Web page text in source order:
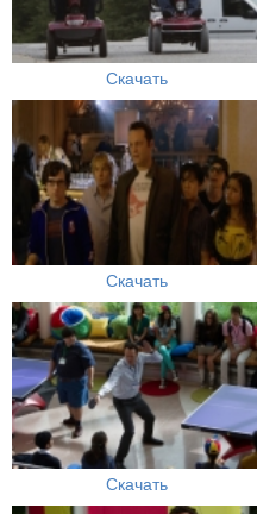
Скачать
Скачать
Скачать